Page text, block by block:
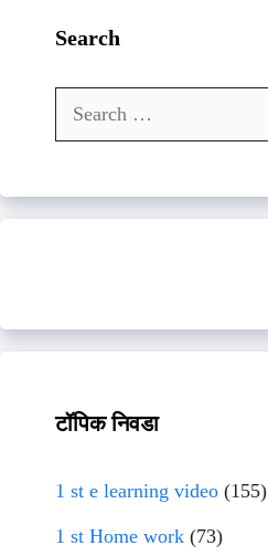
Search
Search
for:
टॉपिक निवडा
1 st e learning video (155)
1 st Home work (73)